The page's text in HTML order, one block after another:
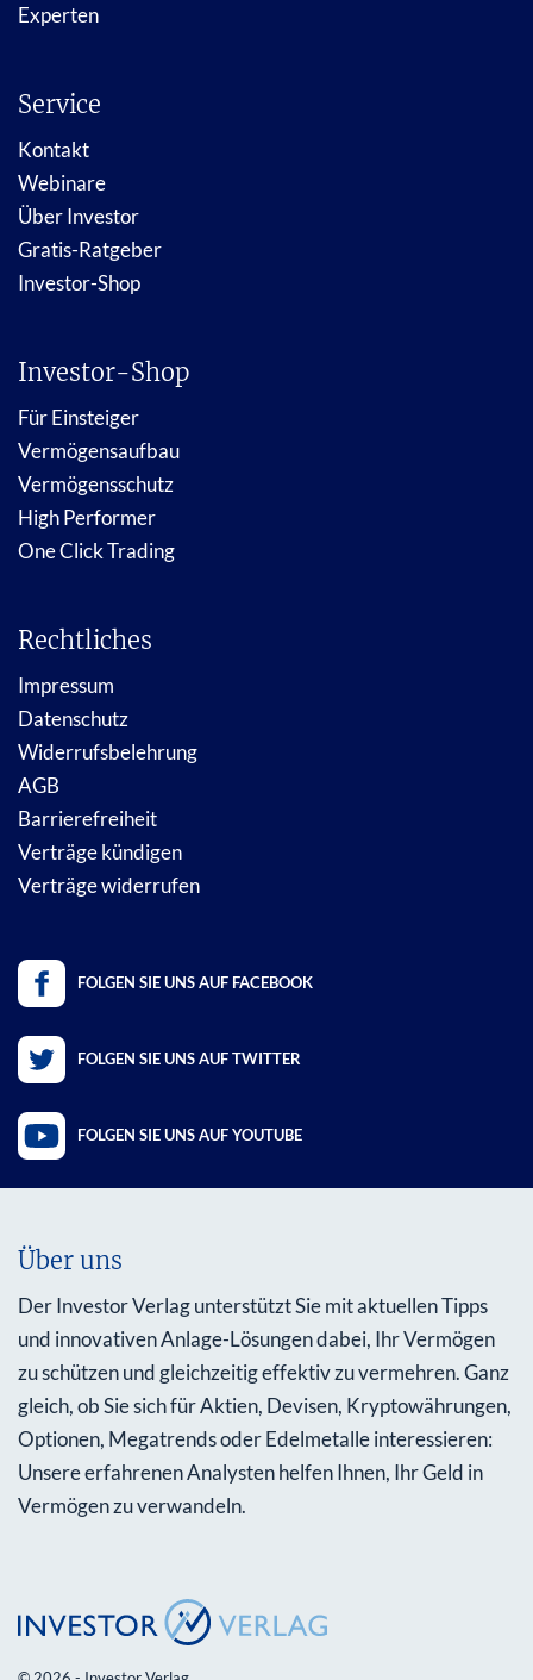
Experten
Service
Kontakt
Webinare
Über Investor
Gratis-Ratgeber
Investor-Shop
Investor-Shop
Für Einsteiger
Vermögensaufbau
Vermögensschutz
High Performer
One Click Trading
Rechtliches
Impressum
Datenschutz
Widerrufsbelehrung
AGB
Barrierefreiheit
Verträge kündigen
Verträge widerrufen
FOLGEN SIE UNS AUF FACEBOOK
FOLGEN SIE UNS AUF TWITTER
FOLGEN SIE UNS AUF YOUTUBE
Über uns
Der Investor Verlag unterstützt Sie mit aktuellen Tipps
und innovativen Anlage-Lösungen dabei, Ihr Vermögen
zu schützen und gleichzeitig effektiv zu vermehren. Ganz
gleich, ob Sie sich für Aktien, Devisen, Kryptowährungen,
Optionen, Megatrends oder Edelmetalle interessieren:
Unsere erfahrenen Analysten helfen Ihnen, Ihr Geld in
Vermögen zu verwandeln.